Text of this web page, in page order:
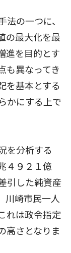
の一つに、
の最大化を最
進を目的とす
も異なってき
を基本とする
かにする上で
を分析する
４９２１億
引した純資産
川崎市民一人
れは政令指定
高さとなりま